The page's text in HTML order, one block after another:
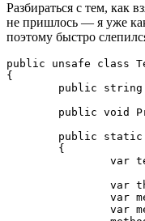
Разбираться с тем, как
не пришлось — я уже
поэтому быстро
public unsafe class
{